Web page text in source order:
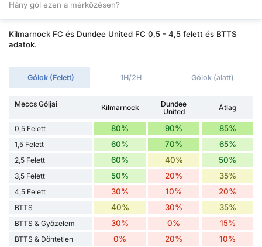
Hány gól ezen a mérkőzésen?
Kilmarnock FC és Dundee United FC 0,5 - 4,5 felett és BTTS
adatok.
Gólok (Felett) 1H/2H Gólok (alatt)
Meccs Góljai Kilmarnock
Dundee
United
Átlag
0,5 Felett 80% 90% 85%
1,5 Felett 60% 70% 65%
2,5 Felett 60% 40% 50%
3,5 Felett 50% 20% 35%
4,5 Felett 30% 10% 20%
BTTS 40% 30% 35%
BTTS & Győzelem 30% 0% 15%
BTTS & Döntetlen 0% 20% 10%